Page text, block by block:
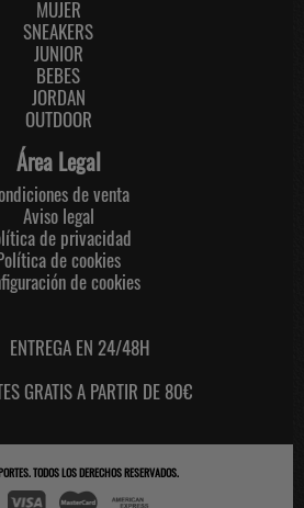
MUJER
SNEAKERS
JUNIOR
BEBES
JORDAN
OUTDOOR
Área Legal
de venta
Aviso legal
de privacidad
de cookies
de cookies
ENTREGA EN 24/48H
GRATIS A PARTIR DE 80€
. TODOS LOS DERECHOS RESERVADOS.